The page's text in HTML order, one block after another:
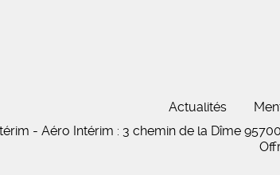
Actualités
- Aéro Intérim : 3 chemin de la Dîme